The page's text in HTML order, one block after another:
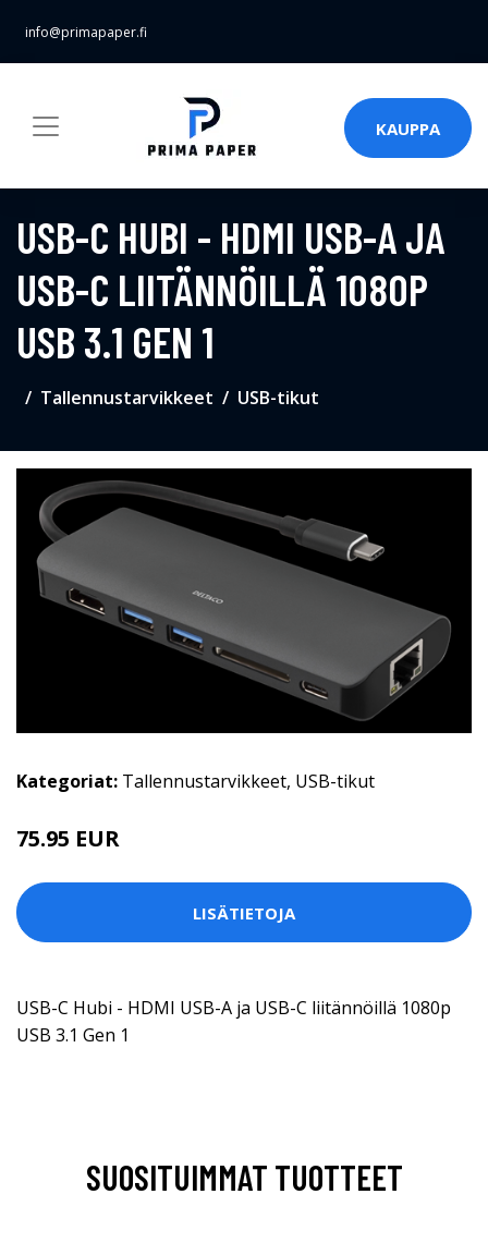
info@primapaper.fi
KAUPPA
USB-C HUBI - HDMI USB-A JA
USB-C LIITÄNNÖILLÄ 1080P
USB 3.1 GEN 1
Tallennustarvikkeet USB-tikut
Kategoriat: Tallennustarvikkeet, USB-tikut
75.95 EUR
LISÄTIETOJA
USB-C Hubi - HDMI USB-A ja USB-C liitännöillä 1080p
USB 3.1 Gen 1
SUOSITUIMMAT TUOTTEET